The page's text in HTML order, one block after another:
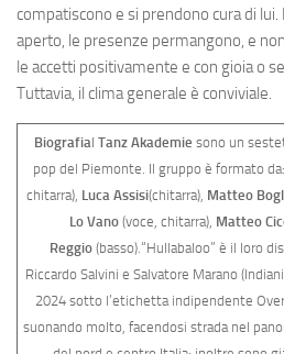
compatiscono e si prendono cura di
aperto, le presenze permangono, e
le accetti positivamente e con gioia o
Tuttavia, il clima generale è conviviale.
BiografiaI Tanz Akademie sono un
pop del Piemonte. Il gruppo è formato da:
chitarra), Luca Assisi(chitarra), Matteo
Lo Vano(voce, chitarra), Matteo
Reggio (basso).“Hullabaloo” è il loro
Riccardo Salvini e Salvatore Marano
2024 sotto l’etichetta indipendente
suonando molto, facendosi strada nel